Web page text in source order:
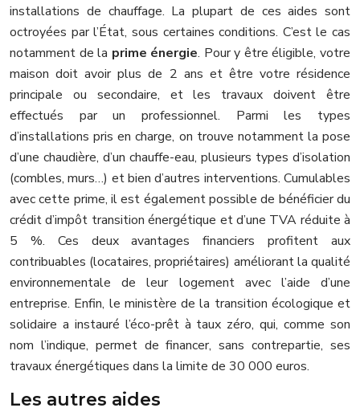
installations de chauffage. La plupart de ces aides sont
octroyées par l’État, sous certaines conditions. C’est le cas
notamment de la prime énergie. Pour y être éligible, votre
maison doit avoir plus de 2 ans et être votre résidence
principale ou secondaire, et les travaux doivent être
effectués par un professionnel. Parmi les types
d’installations pris en charge, on trouve notamment la pose
d’une chaudière, d’un chauffe-eau, plusieurs types d’isolation
(combles, murs…) et bien d’autres interventions. Cumulables
avec cette prime, il est également possible de bénéficier du
crédit d’impôt transition énergétique et d’une TVA réduite à
5 %. Ces deux avantages financiers profitent aux
contribuables (locataires, propriétaires) améliorant la qualité
environnementale de leur logement avec l’aide d’une
entreprise. Enfin, le ministère de la transition écologique et
solidaire a instauré l’éco-prêt à taux zéro, qui, comme son
nom l’indique, permet de financer, sans contrepartie, ses
travaux énergétiques dans la limite de 30 000 euros.
Les autres aides